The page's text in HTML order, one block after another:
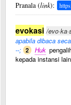
Pranala (link):
evokasi /
apabila dibaca
--; 2 Huk
kepada instansi lain